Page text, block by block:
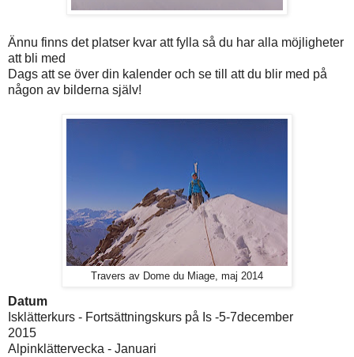
Ännu finns det platser kvar att fylla så du har alla möjligheter
att bli med
Dags att se över din kalender och se till att du blir med på
någon av bilderna själv!
Travers av Dome du Miage, maj 2014
Datum
Isklätterkurs - Fortsättningskurs på Is -5-7december
2015
Alpinklättervecka - Januari